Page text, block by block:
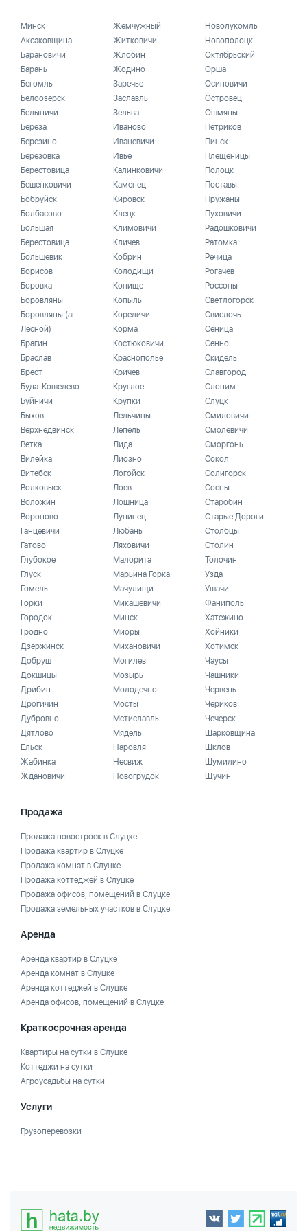
Минск
Аксаковщина
Барановичи
Барань
Бегомль
Белоозёрск
Белыничи
Береза
Березино
Березовка
Берестовица
Бешенковичи
Бобруйск
Болбасово
Большая
Берестовица
Большевик
Борисов
Боровка
Боровляны
Боровляны (аг.
Лесной)
Брагин
Браслав
Брест
Буда-Кошелево
Буйничи
Быхов
Верхнедвинск
Ветка
Вилейка
Витебск
Волковыск
Воложин
Вороново
Ганцевичи
Гатово
Глубокое
Глуск
Гомель
Горки
Городок
Гродно
Дзержинск
Добруш
Докшицы
Дрибин
Дрогичин
Дубровно
Дятлово
Ельск
Жабинка
Ждановичи
Жемчужный
Житковичи
Жлобин
Жодино
Заречье
Заславль
Зельва
Иваново
Ивацевичи
Ивье
Калинковичи
Каменец
Кировск
Клецк
Климовичи
Кличев
Кобрин
Колодищи
Копище
Копыль
Кореличи
Корма
Костюковичи
Краснополье
Кричев
Круглое
Крупки
Лельчицы
Лепель
Лида
Лиозно
Логойск
Лоев
Лошница
Лунинец
Любань
Ляховичи
Малорита
Марьина Горка
Мачулищи
Микашевичи
Минск
Миоры
Михановичи
Могилев
Мозырь
Молодечно
Мосты
Мстиславль
Мядель
Наровля
Несвиж
Новогрудок
Новолукомль
Новополоцк
Октябрьский
Орша
Осиповичи
Островец
Ошмяны
Петриков
Пинск
Плещеницы
Полоцк
Поставы
Пружаны
Пуховичи
Радошковичи
Ратомка
Речица
Рогачев
Россоны
Светлогорск
Свислочь
Сеница
Сенно
Скидель
Славгород
Слоним
Слуцк
Смиловичи
Смолевичи
Сморгонь
Сокол
Солигорск
Сосны
Старобин
Старые Дороги
Столбцы
Столин
Толочин
Узда
Ушачи
Фаниполь
Хатежино
Хойники
Хотимск
Чаусы
Чашники
Червень
Чериков
Чечерск
Шарковщина
Шклов
Шумилино
Щучин
Продажа
Продажа новостроек в Слуцке
Продажа квартир в Слуцке
Продажа комнат в Слуцке
Продажа коттеджей в Слуцке
Продажа офисов, помещений в Слуцке
Продажа земельных участков в Слуцке
Аренда
Аренда квартир в Слуцке
Аренда комнат в Слуцке
Аренда коттеджей в Слуцке
Аренда офисов, помещений в Слуцке
Краткосрочная аренда
Квартиры на сутки в Слуцке
Коттеджи на сутки
Агроусадьбы на сутки
Услуги
Грузоперевозки